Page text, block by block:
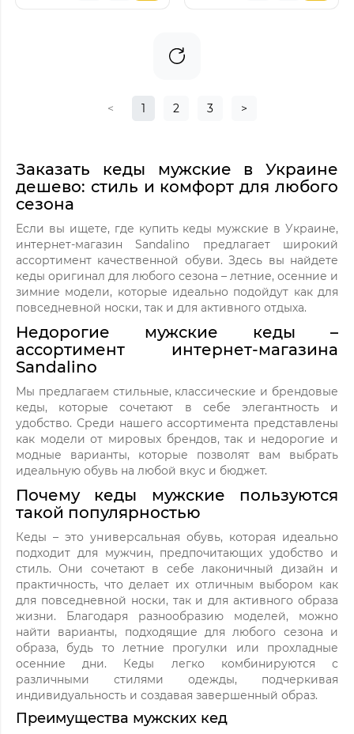
< 1 2 3 >
Заказать кеды мужские в Украине
дешево: стиль и комфорт для любого
сезона
Если вы ищете, где купить кеды мужские в Украине,
интернет-магазин Sandalino предлагает широкий
ассортимент качественной обуви. Здесь вы найдете
кеды оригинал для любого сезона – летние, осенние и
зимние модели, которые идеально подойдут как для
повседневной носки, так и для активного отдыха.
Недорогие мужские кеды –
ассортимент интернет-магазина
Sandalino
Мы предлагаем стильные, классические и брендовые
кеды, которые сочетают в себе элегантность и
удобство. Среди нашего ассортимента представлены
как модели от мировых брендов, так и недорогие и
модные варианты, которые позволят вам выбрать
идеальную обувь на любой вкус и бюджет.
Почему кеды мужские пользуются
такой популярностью
Кеды – это универсальная обувь, которая идеально
подходит для мужчин, предпочитающих удобство и
стиль. Они сочетают в себе лаконичный дизайн и
практичность, что делает их отличным выбором как
для повседневной носки, так и для активного образа
жизни. Благодаря разнообразию моделей, можно
найти варианты, подходящие для любого сезона и
образа, будь то летние прогулки или прохладные
осенние дни. Кеды легко комбинируются с
различными стилями одежды, подчеркивая
индивидуальность и создавая завершенный образ.
Преимущества мужских кед